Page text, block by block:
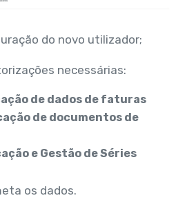
do novo utilizador;
necessárias:
de dados de faturas
de documentos de
e Gestão de Séries
os dados.